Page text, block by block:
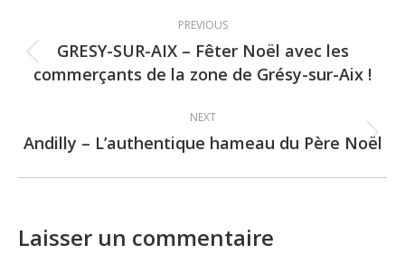
navigation
PREVIOUS
Previous
post:
GRESY-SUR-AIX – Fêter Noël avec les
commerçants de la zone de Grésy-sur-Aix !
NEXT
Next
Andilly – L’authentique hameau du Père Noël
Laisser un commentaire